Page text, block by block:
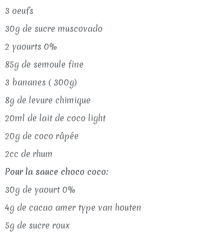
3 oeufs
30g de sucre muscovado
2 yaourts 0%
85g de semoule fine
3 bananes ( 300g)
8g de levure chimique
20ml de lait de coco light
20g de coco râpée
2cc de rhum
Pour la sauce choco coco:
30g de yaourt 0%
4g de cacao amer type van houten
5g de sucre roux